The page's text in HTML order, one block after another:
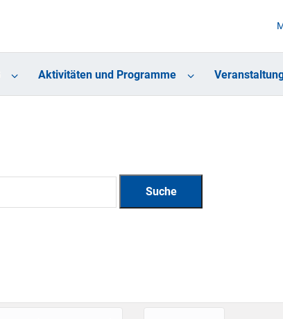
Aktivitäten und Programme